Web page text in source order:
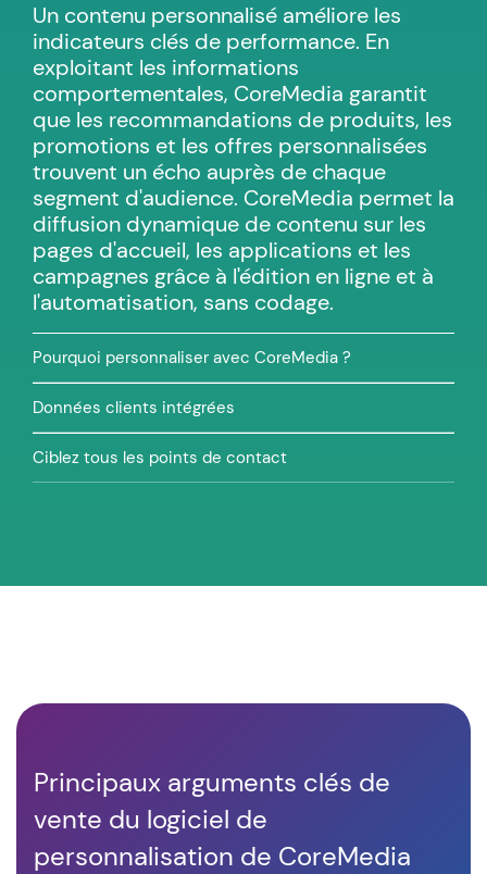
Un contenu personnalisé améliore les
indicateurs clés de performance. En
exploitant les informations
comportementales, CoreMedia garantit
que les recommandations de produits, les
promotions et les offres personnalisées
trouvent un écho auprès de chaque
segment d'audience. CoreMedia permet la
diffusion dynamique de contenu sur les
pages d'accueil, les applications et les
campagnes grâce à l'édition en ligne et à
l'automatisation, sans codage.
Pourquoi personnaliser avec CoreMedia ?
Données clients intégrées
Ciblez tous les points de contact
Principaux arguments clés de
vente du logiciel de
personnalisation de CoreMedia